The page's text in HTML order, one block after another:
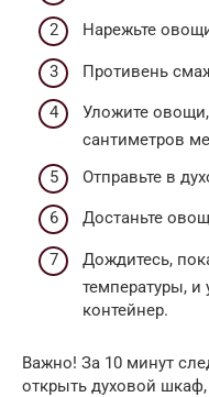
Нарежьте
Противень
Уложите
сантиметров
Отправьте в
Достаньте
Дождитесь,
температуры, и
контейнер.
Важно! За 10 минут
открыть духовой